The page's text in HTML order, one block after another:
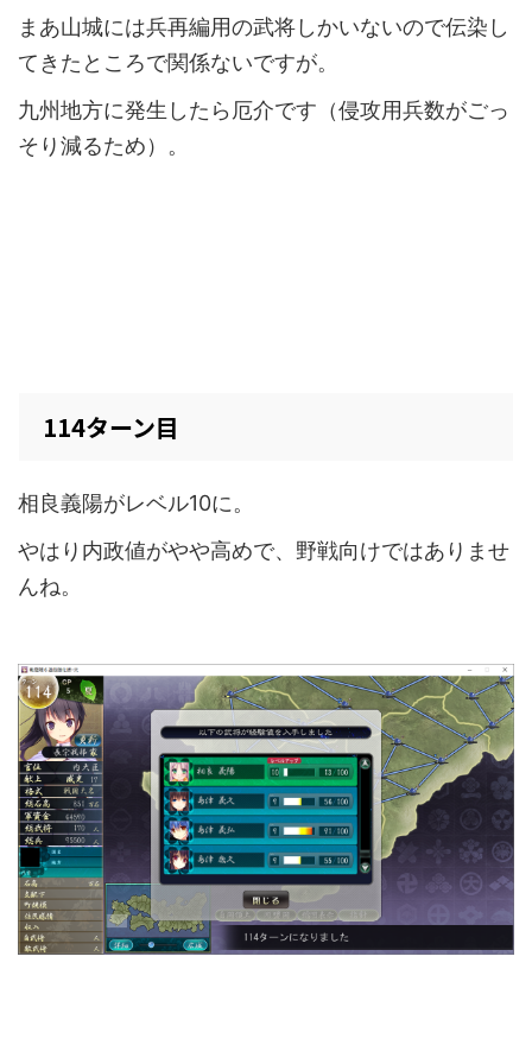
まあ山城には兵再編用の武将しかいないので伝染し
てきたところで関係ないですが。
九州地方に発生したら厄介です（侵攻用兵数がごっ
そり減るため）。
114ターン目
相良義陽がレベル10に。
やはり内政値がやや高めで、野戦向けではありませ
んね。